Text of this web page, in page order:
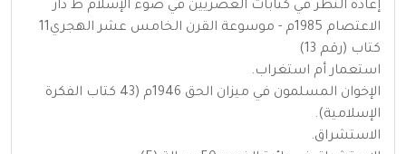
إعادة النظر في كتابات العصريين في ضوء الإسلام ط دار
الاعتصام 1985م - موسوعة القرن الخامس عشر الهجري11
كتاب (رقم 13)
استعمار أم استغراب.
الإخوان المسلمون في ميزان الحق 1946م (43 كتاب الفكرة
الإسلامية).
الاستشراق.